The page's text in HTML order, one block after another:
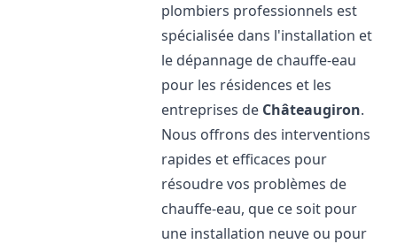
plombiers professionnels est
spécialisée dans l'installation et
le dépannage de chauffe-eau
pour les résidences et les
entreprises de Châteaugiron.
Nous offrons des interventions
rapides et efficaces pour
résoudre vos problèmes de
chauffe-eau, que ce soit pour
une installation neuve ou pour